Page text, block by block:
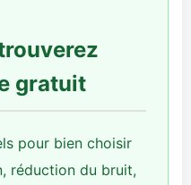
gratuit
pour bien choisir
réduction du bruit,